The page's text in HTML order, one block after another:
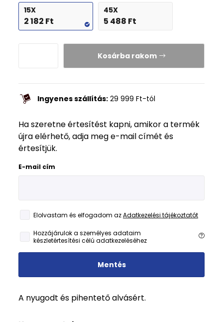
15X
2 182 Ft
45X
5 488 Ft
Kosárba rakom
Ingyenes szállítás: 29 999 Ft-tól
Ha szeretne értesítést kapni, amikor a termék
újra elérhető, adja meg e-mail címét és
értesítjük.
E-mail cím
Elolvastam és elfogadom azAdatkezelési tájékoztatót
Hozzájárulok a személyes adataim
készletértesítési célú adatkezeléséhez
Mentés
A nyugodt és pihentető alvásért.